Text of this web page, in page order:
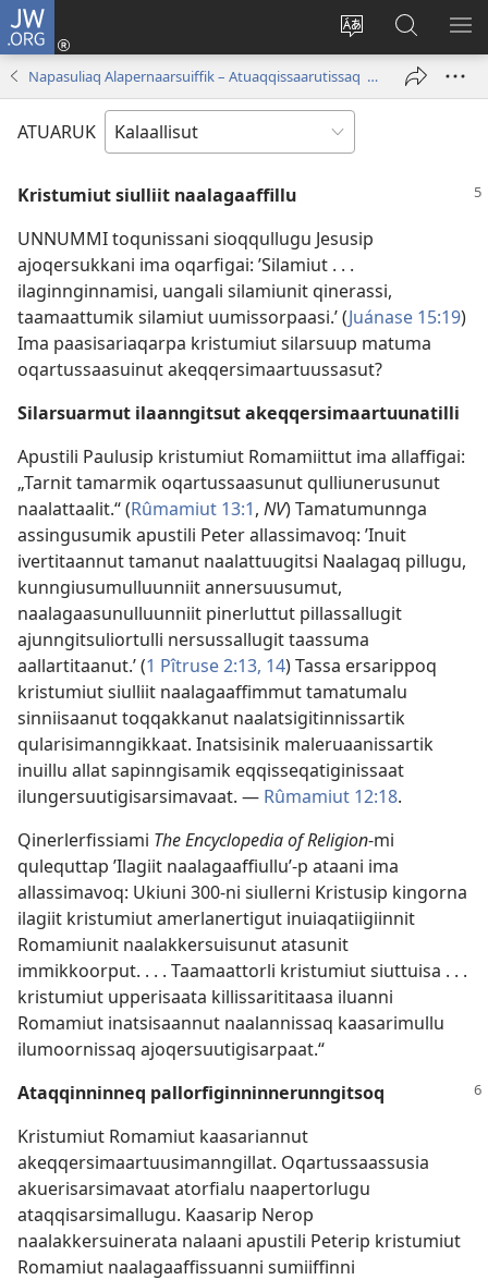
JW.ORG
Oqaatsit
toqqakkit
Iserfissaq
(opens
new
window)
JW.ORG-
imi
ujarlerit
Napasuliaq Alapernaarsuiffik – Atuaqqissaarutissaq | Maajip 1-at, 1996
ATUARUK
Kristumiut siulliit naalagaaffillu
UNNUMMI toqunissani sioqqullugu Jesusip
ajoqersukkani ima oqarfigai: ’Silamiut . . .
ilaginnginnamisi, uangali silamiunit qinerassi,
taamaattumik silamiut uumissorpaasi.’ (Juánase 15:19)
Ima paasisariaqarpa kristumiut silarsuup matuma
oqartussaasuinut akeqqersimaartuussasut?
Silarsuarmut ilaanngitsut akeqqersimaartuunatilli
Apustili Paulusip kristumiut Romamiittut ima allaffigai:
„Tarnit tamarmik oqartussaasunut qulliunerusunut
naalattaalit.“ (Rûmamiut 13:1, NV) Tamatumunnga
assingusumik apustili Peter allassimavoq: ’Inuit
ivertitaannut tamanut naalattuugitsi Naalagaq pillugu,
kunngiusumulluunniit annersuusumut,
naalagaasunulluunniit pinerluttut pillassallugit
ajunngitsuliortulli nersussallugit taassuma
aallartitaanut.’ (1 Pîtruse 2:13, 14) Tassa ersarippoq
kristumiut siulliit naalagaaffimmut tamatumalu
sinniisaanut toqqakkanut naalatsigitinnissartik
qularisimanngikkaat. Inatsisinik maleruaanissartik
inuillu allat sapinngisamik eqqisseqatiginissaat
ilungersuutigisarsimavaat. — Rûmamiut 12:18.
Qinerlerfissiami The Encyclopedia of Religion-mi
qulequttap ’Ilagiit naalagaaffiullu’-p ataani ima
allassimavoq: Ukiuni 300-ni siullerni Kristusip kingorna
ilagiit kristumiut amerlanertigut inuiaqatiigiinnit
Romamiunit naalakkersuisunut atasunit
immikkoorput. . . . Taamaattorli kristumiut siuttuisa . . .
kristumiut upperisaata killissarititaasa iluanni
Romamiut inatsisaannut naalannissaq kaasarimullu
ilumoornissaq ajoqersuutigisarpaat.“
Ataqqinninneq pallorfiginninnerunngitsoq
Kristumiut Romamiut kaasariannut
akeqqersimaartuusimanngillat. Oqartussaassusia
akuerisarsimavaat atorfialu naapertorlugu
ataqqisarsimallugu. Kaasarip Nerop
naalakkersuinerata nalaani apustili Peterip kristumiut
Romamiut naalagaaffissuanni sumiiffinni